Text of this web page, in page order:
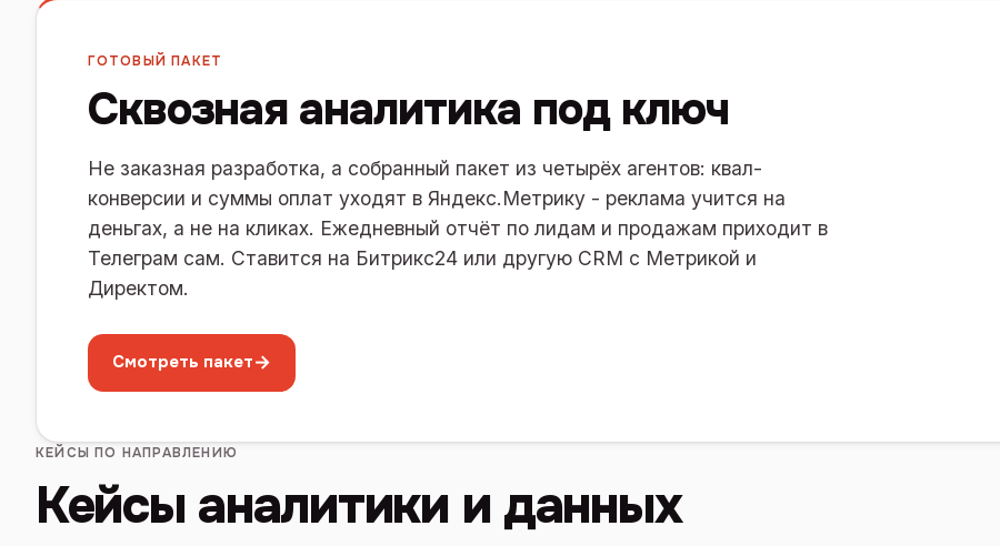
ГОТОВЫЙ ПАКЕТ
Сквозная аналитика под ключ
Не заказная разработка, а собранный пакет из четырёх агентов: квал-
конверсии и суммы оплат уходят в Яндекс.Метрику - реклама учится на
деньгах, а не на кликах. Ежедневный отчёт по лидам и продажам приходит в
Телеграм сам. Ставится на Битрикс24 или другую CRM с Метрикой и
Директом.
Смотреть пакет→
КЕЙСЫ ПО НАПРАВЛЕНИЮ
Кейсы аналитики и данных